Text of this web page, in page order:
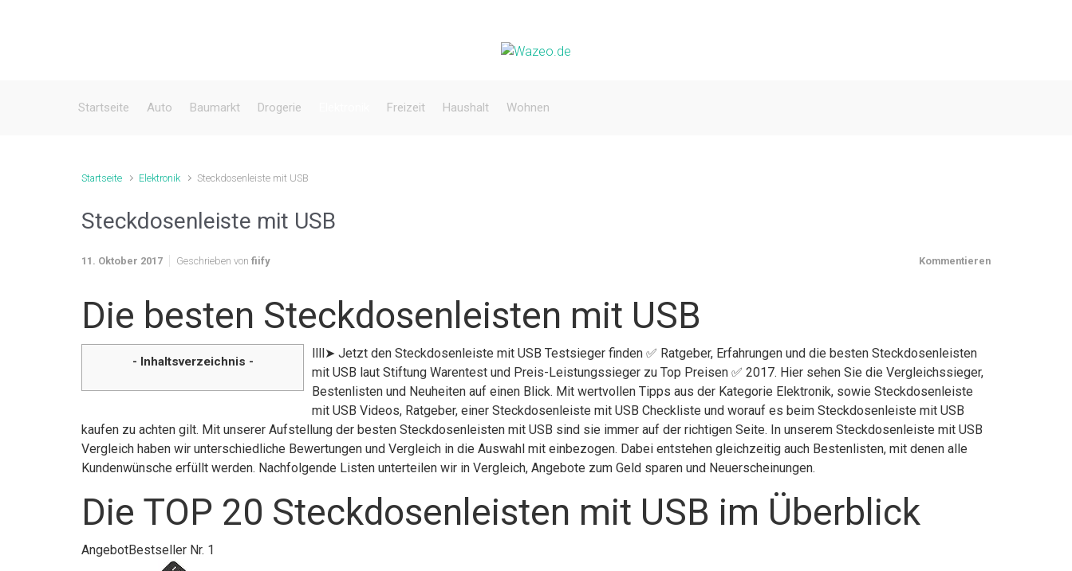
Startseite Auto Baumarkt Drogerie Freizeit Haushalt Wohnen
Startseite Elektronik Steckdosenleiste mit USB
Steckdosenleiste mit USB
11. Oktober 2017 Geschrieben von fiify Kommentieren
Die besten Steckdosenleisten mit USB
- Inhaltsverzeichnis -
llll➤ Jetzt den Steckdosenleiste mit USB Testsieger finden ✅ Ratgeber, Erfahrungen und die besten Steckdosenleisten
mit USB laut Stiftung Warentest und Preis-Leistungssieger zu Top Preisen ✅ 2017. Hier sehen Sie die Vergleichssieger,
Bestenlisten und Neuheiten auf einen Blick. Mit wertvollen Tipps aus der Kategorie Elektronik, sowie Steckdosenleiste
mit USB Videos, Ratgeber, einer Steckdosenleiste mit USB Checkliste und worauf es beim Steckdosenleiste mit USB
kaufen zu achten gilt. Mit unserer Aufstellung der besten Steckdosenleisten mit USB sind sie immer auf der richtigen Seite. In unserem Steckdosenleiste mit USB
Vergleich haben wir unterschiedliche Bewertungen und Vergleich in die Auswahl mit einbezogen. Dabei entstehen gleichzeitig auch Bestenlisten, mit denen alle
Kundenwünsche erfüllt werden. Nachfolgende Listen unterteilen wir in Vergleich, Angebote zum Geld sparen und Neuerscheinungen.
Die TOP 20 Steckdosenleisten mit USB im Überblick
AngebotBestseller Nr. 1